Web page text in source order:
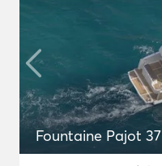
Fountaine Pajot 37